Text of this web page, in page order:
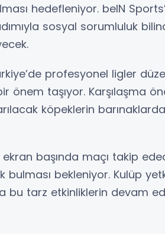
hedefleniyor. beIN
sosyal sorumluluk
profesyonel ligler
önem taşıyor. Karşılaşma
köpeklerin
ekran başında maçı takip
bulması bekleniyor. Kulüp
bu tarz etkinliklerin devam